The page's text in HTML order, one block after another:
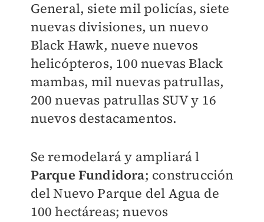
General, siete mil policías, siete
nuevas divisiones, un nuevo
Black Hawk, nueve nuevos
helicópteros, 100 nuevas Black
mambas, mil nuevas patrullas,
200 nuevas patrullas SUV y 16
nuevos destacamentos.
Se remodelará y ampliará l
Parque Fundidora; construcción
del Nuevo Parque del Agua de
100 hectáreas; nuevos